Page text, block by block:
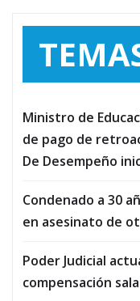
Ministro de
de pago de
De Desempeño
Condenado a 30
en asesinato de
Poder Judicial
compensación